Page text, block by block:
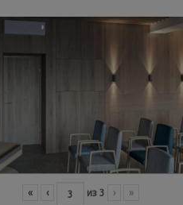
« ‹ из 3 › »